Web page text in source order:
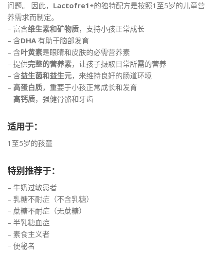
问题。 因此， Lactofre1+的独特配方是按照1至5岁的儿童营
养需求而制定。
– 富含维生素和矿物质，支持小孩正常成长
– 含DHA 有助于脑部发育
– 含叶黄素是眼睛和皮肤的必需营养素
– 提供完整的营养素，让孩子摄取日常所需的营养
– 含益生菌和益生元，来维持良好的肠道环境
– 高蛋白质，重要于小孩正常成长和发育
– 高钙质，强健骨骼和牙齿
适用于：
1至5岁的孩童
特别推荐于：
– 牛奶过敏患者
– 乳糖不耐症（不含乳糖）
– 蔗糖不耐症（无蔗糖）
– 半乳糖血症
– 素食主义者
– 便秘者